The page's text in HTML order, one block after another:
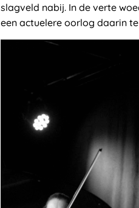
slagveld nabij. In de verte
een actuelere oorlog daarin